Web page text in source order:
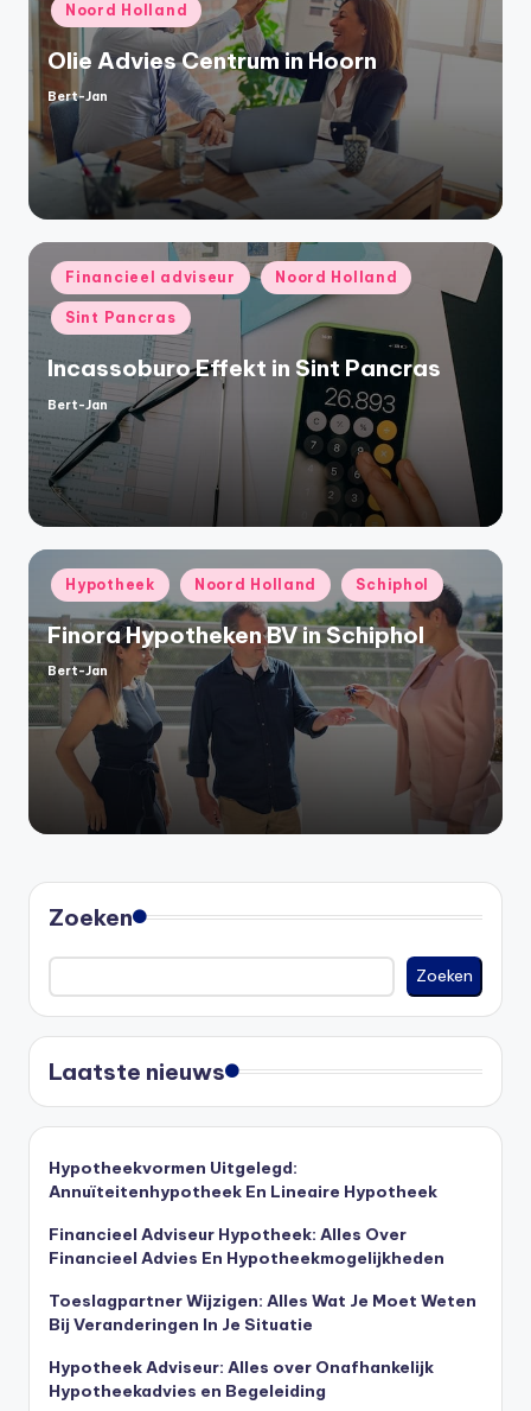
Noord Holland
Olie Advies Centrum in Hoorn
Geplaatst
door
Bert-Jan
Geplaatst
in
Financieel adviseur Noord Holland
Sint Pancras
Incassoburo Effekt in Sint Pancras
Geplaatst
Bert-Jan
Geplaatst
in
Hypotheek Noord Holland Schiphol
Finora Hypotheken BV in Schiphol
Geplaatst
door
Bert-Jan
Zoeken
Zoeken
Laatste nieuws
Hypotheekvormen Uitgelegd:
Annuïteitenhypotheek En Lineaire Hypotheek
Financieel Adviseur Hypotheek: Alles Over
Financieel Advies En Hypotheekmogelijkheden
Toeslagpartner Wijzigen: Alles Wat Je Moet Weten
Bij Veranderingen In Je Situatie
Hypotheek Adviseur: Alles over Onafhankelijk
Hypotheekadvies en Begeleiding